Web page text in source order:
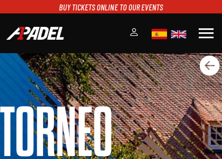
BUY TICKETS ONLINE TO OUR EVENTS
menu
A1PADEL
RANKING
CALENDARIO
TORNEOS
NOTICIAS
MULTIMEDIA
SCOREBOARD
TORNEO